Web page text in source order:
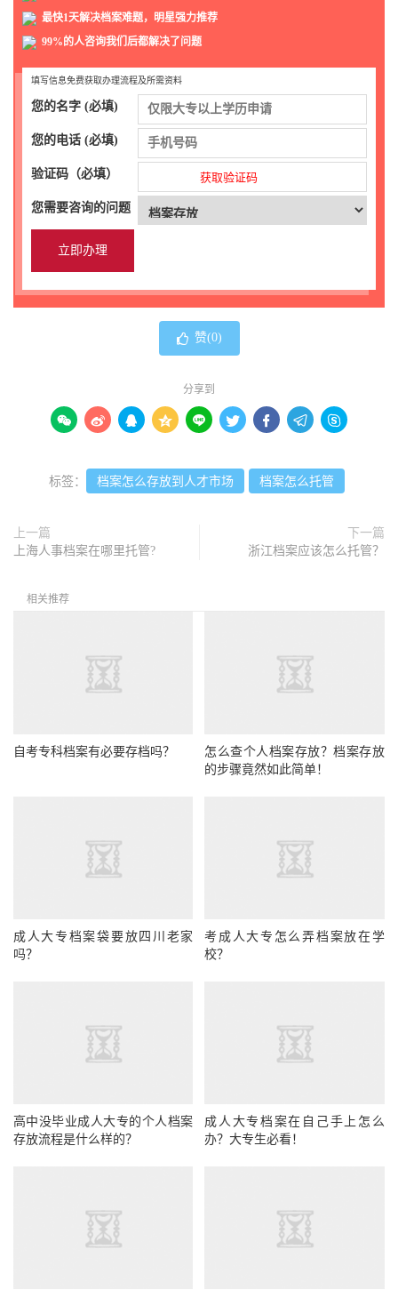
最快1天解决档案难题，明星强力推荐
99%的人咨询我们后都解决了问题
填写信息免费获取办理流程及所需资料
您的名字 (必填)
您的电话 (必填)
验证码（必填） 获取验证码
您需要咨询的问题
赞(0)
分享到
        
标签： 档案怎么存放到人才市场 档案怎么托管
上一篇
上海人事档案在哪里托管?
下一篇
浙江档案应该怎么托管？
相关推荐
自考专科档案有必要存档吗？
怎么查个人档案存放？档案存放
的步骤竟然如此简单！
成人大专档案袋要放四川老家
吗？
考成人大专怎么弄档案放在学
校？
高中没毕业成人大专的个人档案
存放流程是什么样的？
成人大专档案在自己手上怎么
办？大专生必看！